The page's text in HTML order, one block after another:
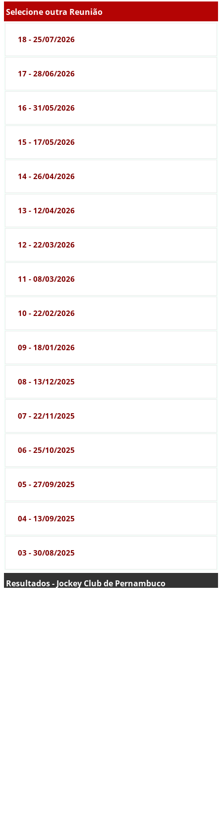
Selecione outra Reunião
18 - 25/07/2026
17 - 28/06/2026
16 - 31/05/2026
15 - 17/05/2026
14 - 26/04/2026
13 - 12/04/2026
12 - 22/03/2026
11 - 08/03/2026
10 - 22/02/2026
09 - 18/01/2026
08 - 13/12/2025
07 - 22/11/2025
06 - 25/10/2025
05 - 27/09/2025
04 - 13/09/2025
03 - 30/08/2025
Resultados - Jockey Club de Pernambuco